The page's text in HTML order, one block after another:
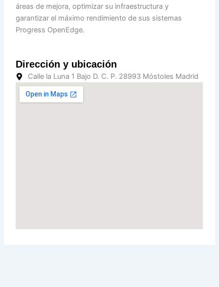
áreas de mejora, optimizar su infraestructura y
garantizar el máximo rendimiento de sus sistemas
Progress OpenEdge.
Dirección y ubicación
Calle la Luna 1 Bajo D. C. P. 28993 Móstoles Madrid